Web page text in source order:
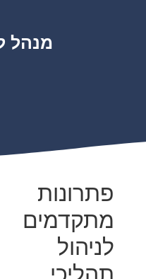
מנהל
פתרונות
מתקדמים
לניהול